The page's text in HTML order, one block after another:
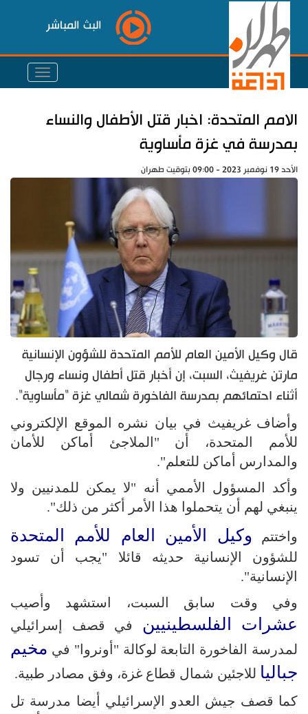
البث المباشر
الامم المتحدة: اخبار قتل الأطفال والنساء
بمدرسة في غزة مأساوية
الأحد 19 نوفمبر 2023 - 09:00 بتوقيت طهران
قال وكيل الأمين العام للأمم المتحدة للشؤون الإنسانية
مارتن غريفيث، السبت، إن أخبار قتل أطفال ونساء ورجال
أثناء احتمائهم بمدرسة الفاخورة شمالي غزة "مأساوية".
وأضاف غريفيث في بيان نشره الموقع الإلكتروني
للأمم المتحدة، أن "الملاجئ أماكن للأمان
والمدارس أماكن للتعلم".
وأكد المسؤول الأممي أنه "لا يمكن للمدنيين ولا
ينبغي لهم أن يتحملوا هذا الأمر أكثر من ذلك".
واختتم وكيل الأمين العام للأمم المتحدة
للشؤون الإنسانية حديثه قائلا "يجب أن تسود
الإنسانية".
وفي وقت سابق السبت، استشهد وأصيب
عشرات الفلسطينيين في قصف إسرائيلي
لمدرسة الفاخورة التابعة لوكالة "أونروا" في مخيم
جباليا للاجئين شمال قطاع غزة، وفق مصادر طبية.
كما قصف جيش العدو الإسرائيلي أيضا مدرسة تل